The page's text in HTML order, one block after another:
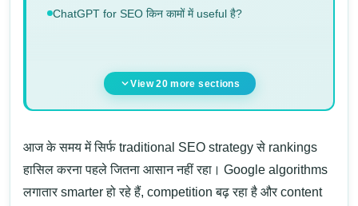
ChatGPT for SEO किन कामों में useful है?
View 20 more sections
आज के समय में सिर्फ traditional SEO strategy से rankings
हासिल करना पहले जितना आसान नहीं रहा। Google algorithms
लगातार smarter हो रहे हैं, competition बढ़ रहा है और content